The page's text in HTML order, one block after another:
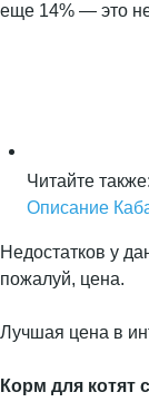
еще 14% — это
Читайте также:
Описание
Недостатков у
пожалуй, цена.
Лучшая цена в
Корм для котят